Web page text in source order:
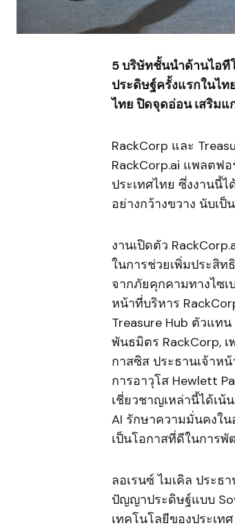
5 บริษัทชั้นนำด้านไอที
ประดิษฐ์ครั้งแรกในไท
ไทย ปิดจุดอ่อน เสริมแ
RackCorp และ
RackCorp.ai แพลตฟ
ประเทศไทย ซึ่งงานนี้
อย่างกว้างขวาง นับเ
งานเปิดตัว
ในการช่วยเพิ่มประสิท
จากภัยคุกคามทางไซ
หน้าที่บริหาร
Treasure Hub ตัวแท
พันธมิตร RackCorp,
กาสซิส ประธานเจ้าห
การอาวุโส Hewlett
เชี่ยวชาญเหล่านี้ได้เ
AI รักษาความมั่นคงใ
เป็นโอกาสที่ดีในการ
ลอเรนซ์ ไมเคิล ประธ
ปัญญาประดิษฐ์แบบ
เทคโนโลยีของประเท